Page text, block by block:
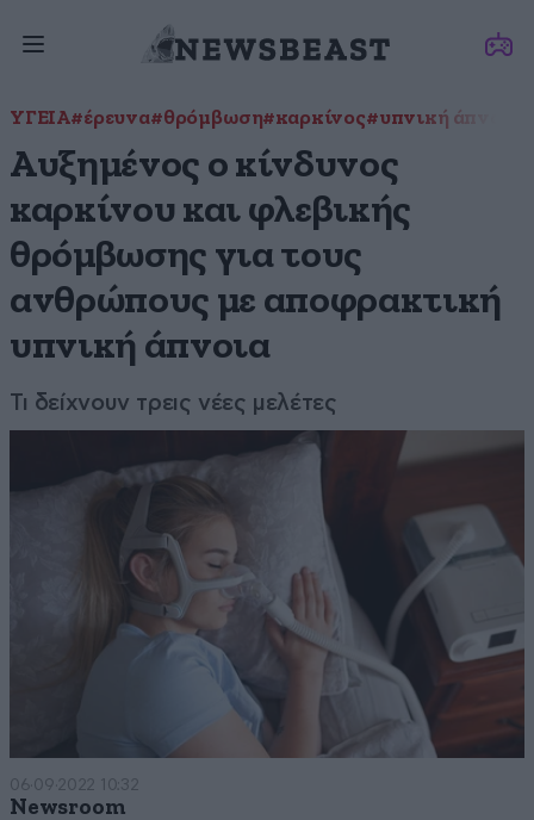
ΥΓΕΙΑ#έρευνα#θρόμβωση#καρκίνος#υπνική άπνοια
Αυξημένος ο κίνδυνος
καρκίνου και φλεβικής
θρόμβωσης για τους
ανθρώπους με αποφρακτική
υπνική άπνοια
Τι δείχνουν τρεις νέες μελέτες
06·09·2022 10:32
Newsroom